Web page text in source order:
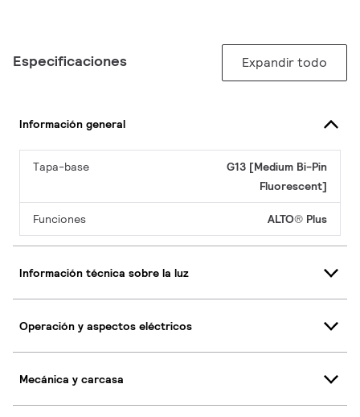
Especificaciones Expandir todo
Información general
Tapa-base
G13 [Medium Bi-Pin
Fluorescent]
Funciones ALTO® Plus
Información técnica sobre la luz
Operación y aspectos eléctricos
Mecánica y carcasa